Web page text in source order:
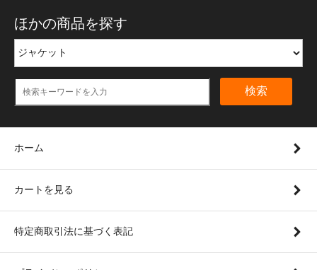
ほかの商品を探す
検索
ホーム
カートを見る
特定商取引法に基づく表記